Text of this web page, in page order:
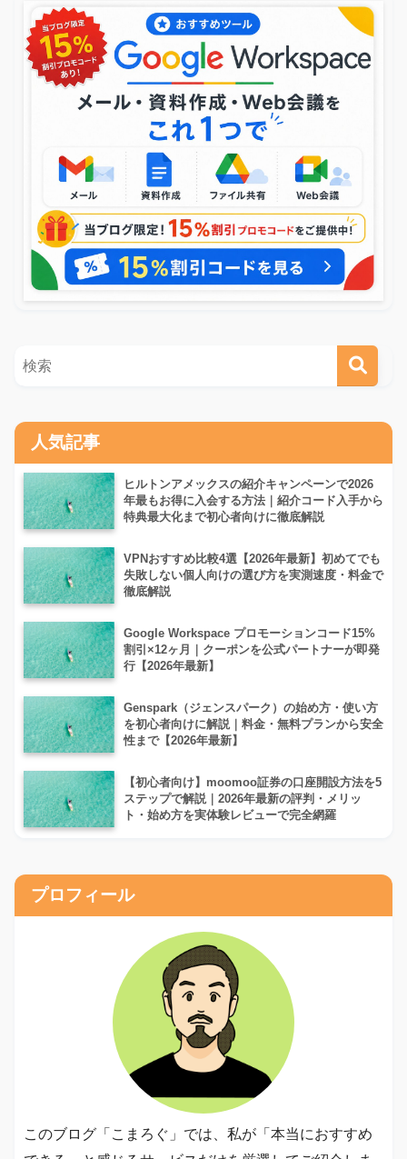
人気記事
ヒルトンアメックスの紹介キャンペーンで2026
年最もお得に入会する方法｜紹介コード入手から
特典最大化まで初心者向けに徹底解説
VPNおすすめ比較4選【2026年最新】初めてでも
失敗しない個人向けの選び方を実測速度・料金で
徹底解説
Google Workspace プロモーションコード15%
割引×12ヶ月｜クーポンを公式パートナーが即発
行【2026年最新】
Genspark（ジェンスパーク）の始め方・使い方
を初心者向けに解説｜料金・無料プランから安全
性まで【2026年最新】
【初心者向け】moomoo証券の口座開設方法を5
ステップで解説｜2026年最新の評判・メリッ
ト・始め方を実体験レビューで完全網羅
プロフィール
このブログ「こまろぐ」では、私が「本当におすすめ